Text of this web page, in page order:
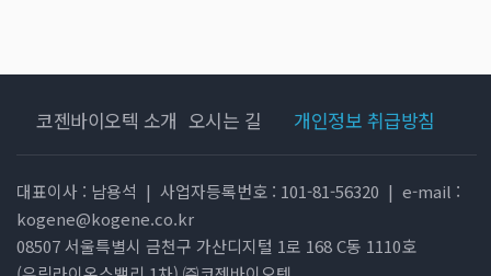
코젠바이오텍 소개 오시는 길 개인정보 취급방침
대표이사 : 남용석 | 사업자등록번호 : 101-81-56320 | e-mail :
kogene@kogene.co.kr
08507 서울특별시 금천구 가산디지털 1로 168 C동 1110호